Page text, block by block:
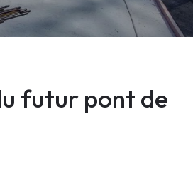
futur pont de